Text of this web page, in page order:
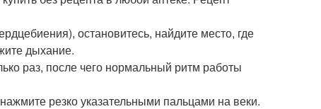
остановитесь, найдите место, где
дыхание.
раз, после чего нормальный ритм работы
резко указательными пальцами на веки.